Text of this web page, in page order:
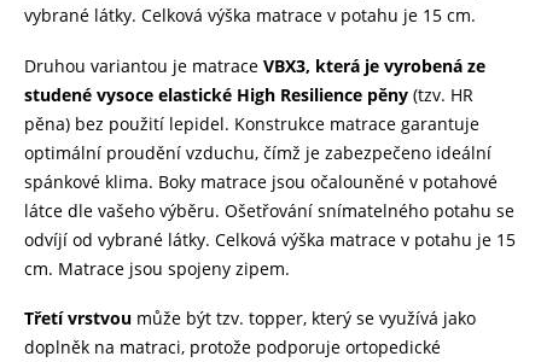
vybrané látky. Celková výška matrace v potahu je 15 cm.
Druhou variantou je matrace VBX3, která je vyrobená ze
studené vysoce elastické High Resilience pěny (tzv. HR
pěna) bez použití lepidel. Konstrukce matrace garantuje
optimální proudění vzduchu, čímž je zabezpečeno ideální
spánkové klima. Boky matrace jsou očalouněné v potahové
látce dle vašeho výběru. Ošetřování snímatelného potahu se
odvíjí od vybrané látky. Celková výška matrace v potahu je 15
cm. Matrace jsou spojeny zipem.
Třetí vrstvou může být tzv. topper, který se využívá jako
doplněk na matraci, protože podporuje ortopedické